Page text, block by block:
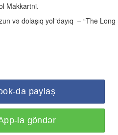
Makkartni.
və dolaşıq yol”dayıq – “The Long
da paylaş
la göndər